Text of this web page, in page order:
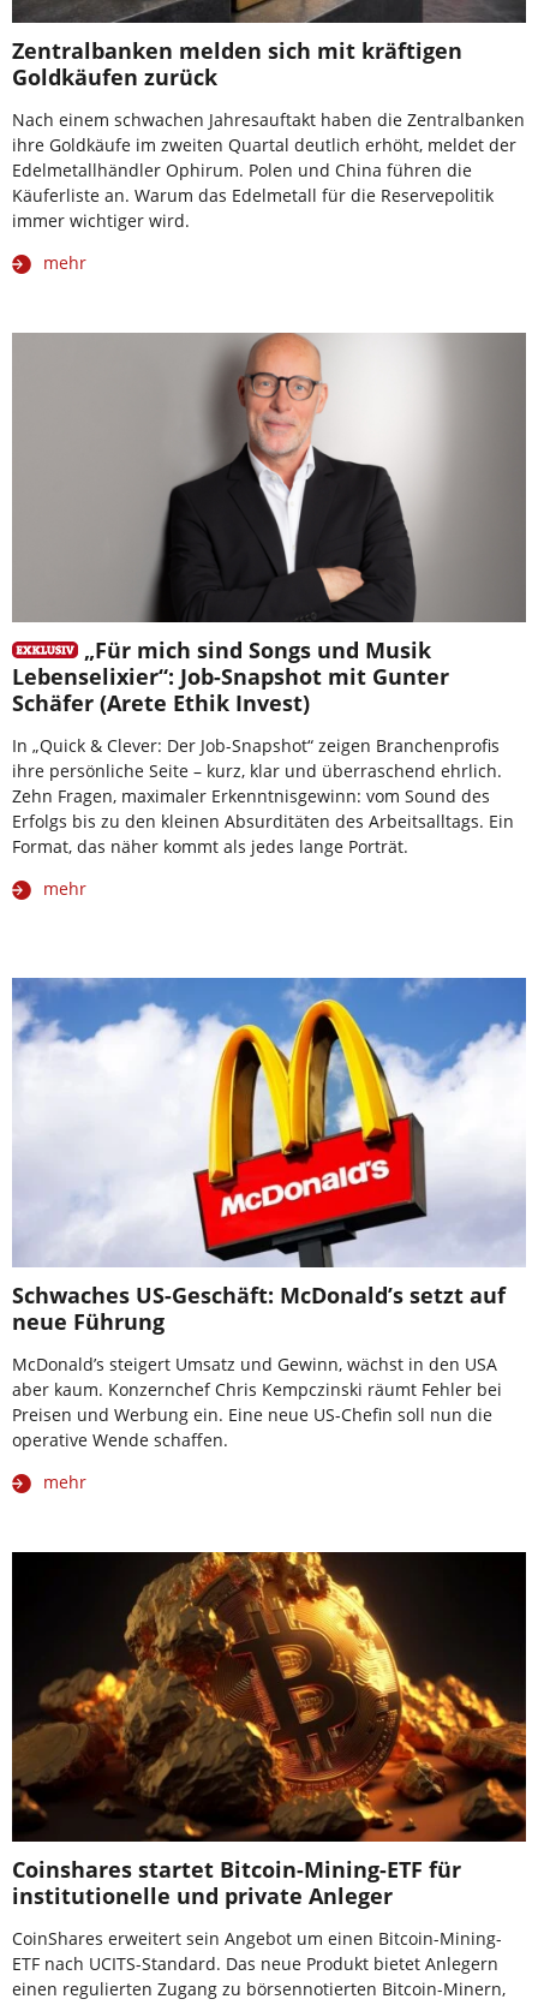
Zentralbanken melden sich mit kräftigen
Goldkäufen zurück
Nach einem schwachen Jahresauftakt haben die Zentralbanken
ihre Goldkäufe im zweiten Quartal deutlich erhöht, meldet der
Edelmetallhändler Ophirum. Polen und China führen die
Käuferliste an. Warum das Edelmetall für die Reservepolitik
immer wichtiger wird.
mehr
„Für mich sind Songs und Musik
Lebenselixier“: Job-Snapshot mit Gunter
Schäfer (Arete Ethik Invest)
In „Quick & Clever: Der Job-Snapshot“ zeigen Branchenprofis
ihre persönliche Seite – kurz, klar und überraschend ehrlich.
Zehn Fragen, maximaler Erkenntnisgewinn: vom Sound des
Erfolgs bis zu den kleinen Absurditäten des Arbeitsalltags. Ein
Format, das näher kommt als jedes lange Porträt.
mehr
Schwaches US-Geschäft: McDonald’s setzt auf
neue Führung
McDonald’s steigert Umsatz und Gewinn, wächst in den USA
aber kaum. Konzernchef Chris Kempczinski räumt Fehler bei
Preisen und Werbung ein. Eine neue US-Chefin soll nun die
operative Wende schaffen.
mehr
Coinshares startet Bitcoin-Mining-ETF für
institutionelle und private Anleger
CoinShares erweitert sein Angebot um einen Bitcoin-Mining-
ETF nach UCITS-Standard. Das neue Produkt bietet Anlegern
einen regulierten Zugang zu börsennotierten Bitcoin-Minern,